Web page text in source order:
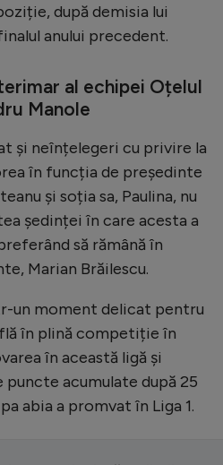
după demisia lui
anului precedent.
al echipei Oțelul
Manole
și neînțelegeri cu privire la
în funcția de președinte
și soția sa, Paulina, nu
ședinței în care acesta a
să rămână în
Marian Brăilescu.
un moment delicat pentru
în plină competiție în
în această ligă și
puncte acumulate după 25
abia a promvat în Liga 1.